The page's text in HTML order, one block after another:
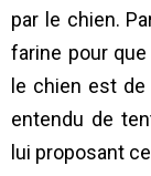
par le chien.
farine pour
le chien est de
entendu de
lui proposant